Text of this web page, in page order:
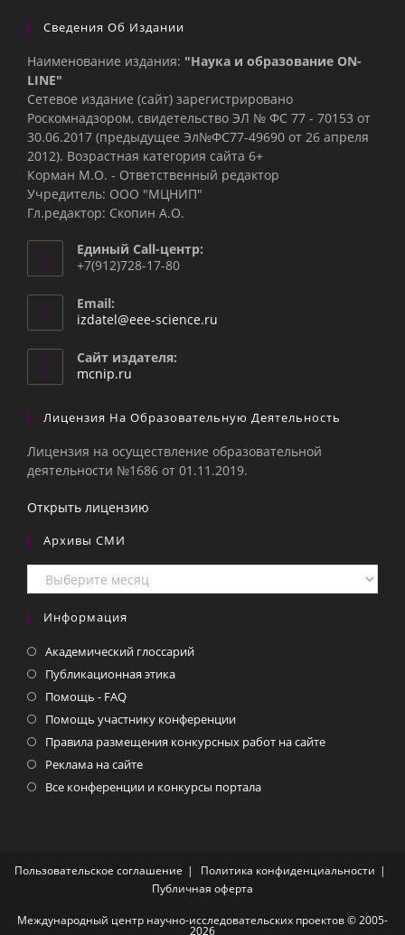
Сведения Об Издании
Наименование издания: "Наука и образование ON-
LINE"
Сетевое издание (сайт) зарегистрировано
Роскомнадзором, свидетельство ЭЛ № ФС 77 - 70153 от
30.06.2017 (предыдущее Эл№ФC77-49690 от 26 апреля
2012). Возрастная категория сайта 6+
Корман М.О. - Ответственный редактор
Учредитель: ООО "МЦНИП"
Гл.редактор: Скопин А.О.
Единый Call-центр:
+7(912)728-17-80
Email:
izdatel@eee-science.ru
Сайт издателя:
mcnip.ru
Лицензия На Образовательную Деятельность
Лицензия на осуществление образовательной
деятельности №1686 от 01.11.2019.
Открыть лицензию
Архивы СМИ
Архивы
СМИ
Информация
Академический глоссарий
Публикационная этика
Помощь - FAQ
Помощь участнику конференции
Правила размещения конкурсных работ на сайте
Реклама на сайте
Все конференции и конкурсы портала
Пользовательское соглашение
Политика конфиденциальности
Публичная оферта
Международный центр научно-исследовательских проектов © 2005-
2026